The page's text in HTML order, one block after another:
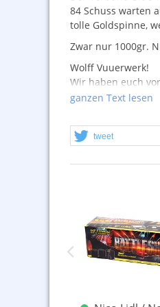
84 Schuss warten
tolle Goldspinne,
Zwar nur 1000gr.
Wolff Vuuerwerk!
Wir haben euch
hatten immer mal
Pyrofa. Aber ohne
Vielleicht ist man
philosophische
ganzen Text lesen
tweet